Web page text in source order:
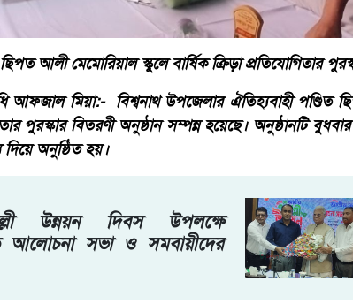
ছিপত আলী মেমোরিয়াল স্কুলে বার্ষিক ক্রিড়া প্রতিযোগিতার
আফজাল মিয়া:- বিশ্বনাথ উপজেলার ঐতিহ্যবাহী পণ্ডিত
পুরস্কার বিতরণী অনুষ্ঠান সম্পন্ন হয়েছে। অনুষ্ঠানটি
অনুষ্ঠিত হয়।
উন্নয়ন দিবস উপলক্ষে
আলোচনা সভা ও সমবায়ীদের